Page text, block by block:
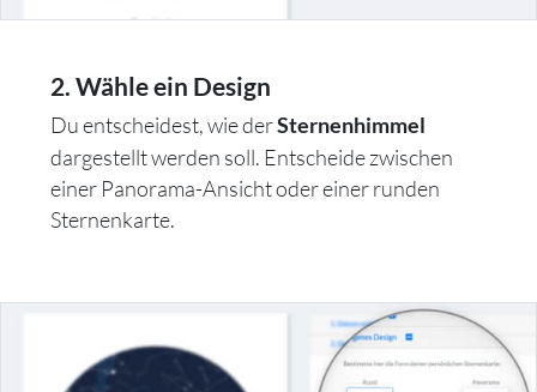
2. Wähle ein Design
Du entscheidest, wie derSternenhimmel
dargestellt werden soll. Entscheide zwischen
einer Panorama-Ansicht oder einer runden
Sternenkarte.